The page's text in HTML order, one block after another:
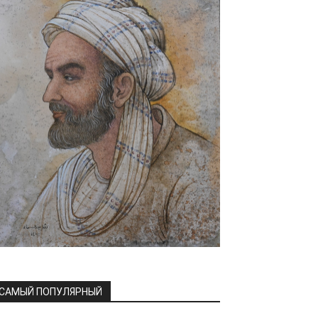
ПОПУЛЯРНЫЙ